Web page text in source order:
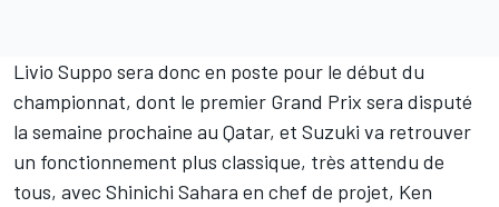
Livio Suppo sera donc en poste pour le début du
championnat, dont le premier Grand Prix sera disputé
la semaine prochaine au Qatar, et Suzuki va retrouver
un fonctionnement plus classique, très attendu de
tous, avec Shinichi Sahara en chef de projet, Ken